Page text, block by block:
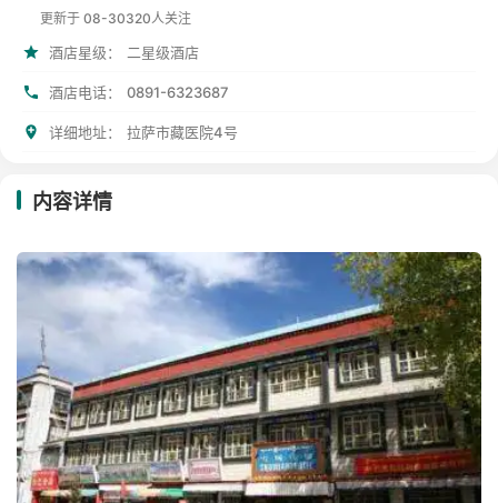
更新于 08-30320人关注
酒店星级： 二星级酒店
酒店电话： 0891-6323687
详细地址： 拉萨市藏医院4号
内容详情